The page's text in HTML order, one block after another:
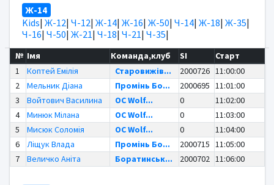
Ж-14
Kids| Ж-12| Ч-12| Ж-14| Ж-16| Ж-50| Ч-14| Ж-18| Ж-35|
Ч-16| Ч-50| Ж-21| Ч-18| Ч-21| Ч-35|
№ Імя Команда,клуб SI
Старт
1
Коптей Емілія Старовижів... 2000726 11:00:00
2
Мельник Діана Промінь Бо... 2000695 11:01:00
3
Войтович Василина OC Wolf... 0
11:02:00
4
Минюк Мілана OC Wolf... 0
11:03:00
5
Мисюк Соломія OC Wolf... 0
11:04:00
6
Ліщук Влада Промінь Бо... 2000715 11:05:00
7
Величко Аніта Боратинськ... 2000702 11:06:00